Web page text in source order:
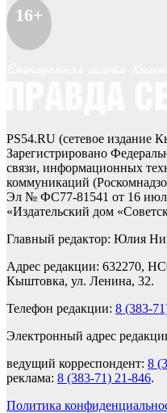
16+
PS54.RU (сетевое издание
Зарегистрировано
связи, информационных
коммуникаций
Эл № ФС77-81541 от 16
«Издательский дом
Главный редактор: Юлия
Адрес редакции: 632270,
Кыштовка, ул. Ленина, 32.
Телефон редакции: 8 (383-
Электронный адрес
ведущий корреспондент: 8
реклама: 8 (383-71) 21-846.
Политика